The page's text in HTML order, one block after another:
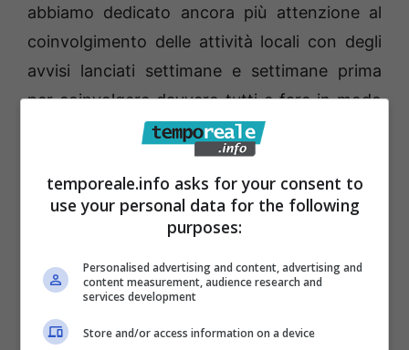
abbiamo dedicato ancora più attenzione al
coinvolgimento delle attività locali con degli
avvisi lanciati settimane e settimane prima
per coinvolgere davvero tutti e fare in modo
che lo Street Food Festival fosse una tre
giorni di festa e divertimento per tutta la
città. Ne è scaturito un programma
intensissimo la cui organizzazione è tutt’altro
ringraziare tutti coloro che, anche in piccola
parte, stanno partecipando a trasformare
questo evento in qualcosa di davvero grande
temporeale.info asks for your consent to
use your personal data for the following
purposes:
Personalised advertising and content, advertising and
content measurement, audience research and
services development
Store and/or access information on a device